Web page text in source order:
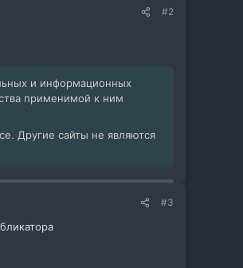
#2
и информационных
применимой к ним
Другие сайты не являются
#3